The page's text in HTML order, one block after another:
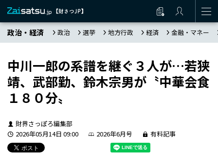
政治・経済 政治 選挙 地方行政 経済 金融・マネー
中川一郎の系譜を継ぐ３人が…若狭
靖、武部勤、鈴木宗男が〝中華会食
１８０分〟
財界さっぽろ編集部
2026年05月14日 09:00
2026年6月号 有料記事